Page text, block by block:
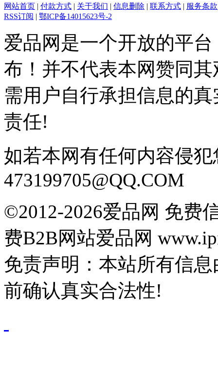
网站首页 | 付款方式 | 关于我们 | 信息删除 | 联系方式 | 服务条款
RSS订阅 | 鄂ICP备14015623号-2
爱品网是一个开放的平
布！并不代表本网赞同
需用户自行承担信息的
责任!
如若本网有任何内容侵
473199705@QQ.COM
©2012-2026爱品网 免费
费B2B网站爱品网
免责声明：本站所有信
前确认真实合法性!